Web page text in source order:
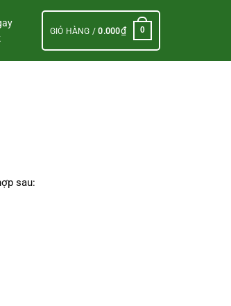
GIỎ HÀNG /0.000₫ 0
sau: